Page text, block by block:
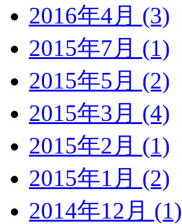
2016年4月 (3)
2015年7月 (1)
2015年5月 (2)
2015年3月 (4)
2015年2月 (1)
2015年1月 (2)
2014年12月 (1)